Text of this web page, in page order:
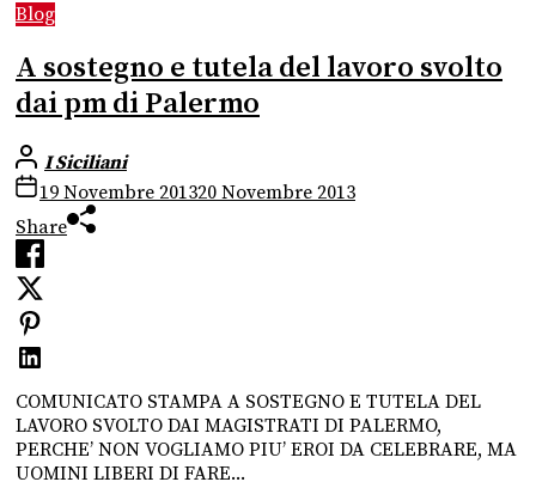
Blog
A sostegno e tutela del lavoro svolto
dai pm di Palermo
I Siciliani
19 Novembre 201320 Novembre 2013
Share
COMUNICATO STAMPA A SOSTEGNO E TUTELA DEL
LAVORO SVOLTO DAI MAGISTRATI DI PALERMO,
PERCHE’ NON VOGLIAMO PIU’ EROI DA CELEBRARE, MA
UOMINI LIBERI DI FARE...